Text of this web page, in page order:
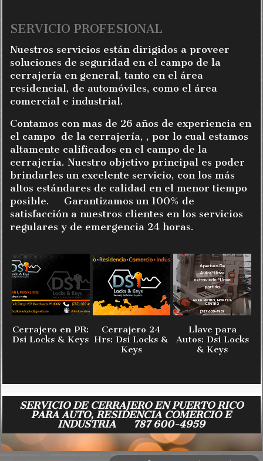
SERVICIO PROFESIONAL
Nuestros servicios están dirigidos a proveer
soluciones de seguridad en el campo de la
cerrajería en general, tanto en el área
residencial, de automóviles, como el área
comercial e industrial.
Contamos con mas de 26 años de experiencia en
el campo de la cerrajería, , por lo cual estamos
altamente calificados en el campo de la
cerrajería. Nuestro objetivo principal es poder
brindarles un excelente servicio, con los más
altos estándares de calidad en el menor tiempo
posible. Garantizamos un 100% de
satisfacción a nuestros clientes en los servicios
regulares y de emergencia 24 horas.
Cerrajero en PR:
Dsi Locks & Keys
Cerrajero 24
Hrs: Dsi Locks &
Keys
Llave para
Autos: Dsi Locks
& Keys
SERVICIO DE CERRAJERO EN PUERTO RICO
PARA AUTO, RESIDENCIA COMERCIO E
INDUSTRIA 787 600-4959